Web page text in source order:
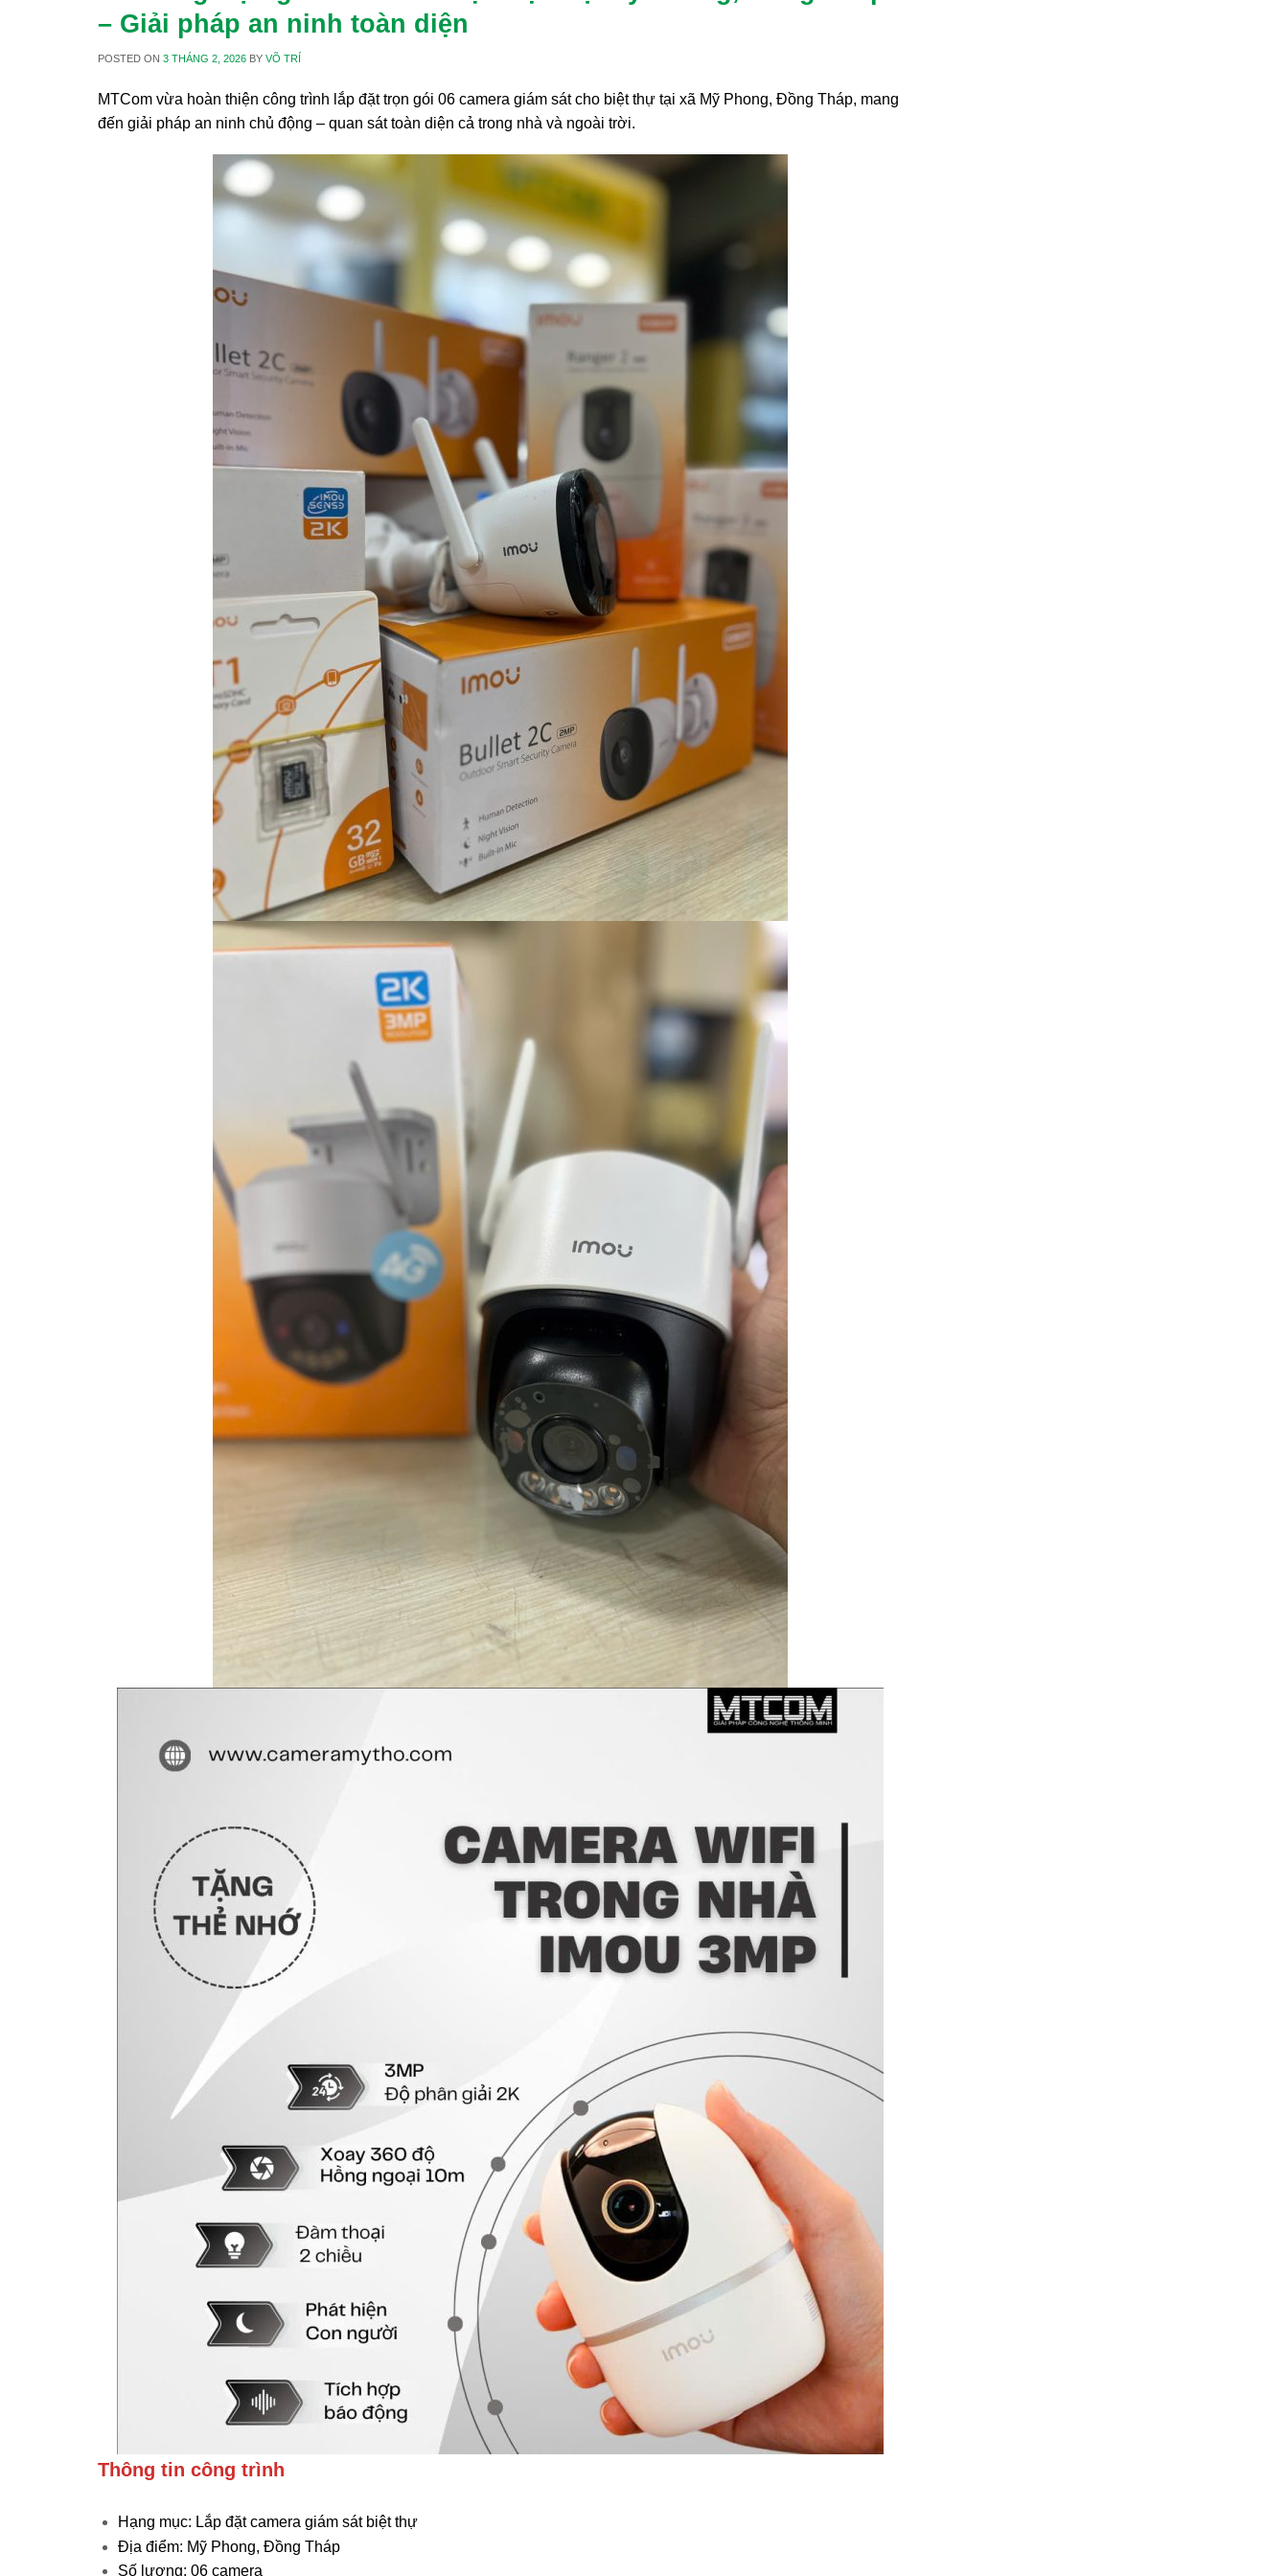
– Giải pháp an ninh toàn diện
POSTED ON3 THÁNG 2, 2026 BYVÕ TRÍ
MTCom vừa hoàn thiện công trình lắp đặt trọn gói 06 camera giám sát cho biệt thự tại xã Mỹ Phong, Đồng Tháp, mang
đến giải pháp an ninh chủ động – quan sát toàn diện cả trong nhà và ngoài trời.
Thông tin công trình
Hạng mục: Lắp đặt camera giám sát biệt thự
Địa điểm: Mỹ Phong, Đồng Tháp
Số lượng: 06 camera